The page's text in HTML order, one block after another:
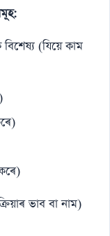
(যিয়ে কাম
ভাব বা নাম)